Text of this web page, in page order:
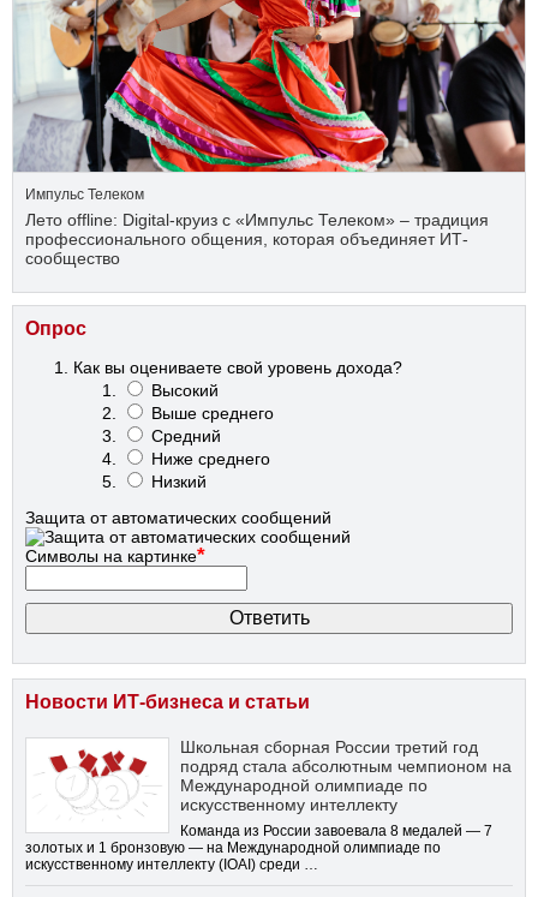
Импульс Телеком
Лето offline: Digital-круиз с «Импульс Телеком» – традиция
профессионального общения, которая объединяет ИТ-
сообщество
Опрос
Как вы оцениваете свой уровень дохода?
Высокий
Выше среднего
Средний
Ниже среднего
Низкий
Защита от автоматических сообщений
Символы на картинке*
Новости ИТ-бизнеса и статьи
Школьная сборная России третий год
подряд стала абсолютным чемпионом на
Международной олимпиаде по
искусственному интеллекту
Команда из России завоевала 8 медалей — 7
золотых и 1 бронзовую — на Международной олимпиаде по
искусственному интеллекту (IOAI) среди …